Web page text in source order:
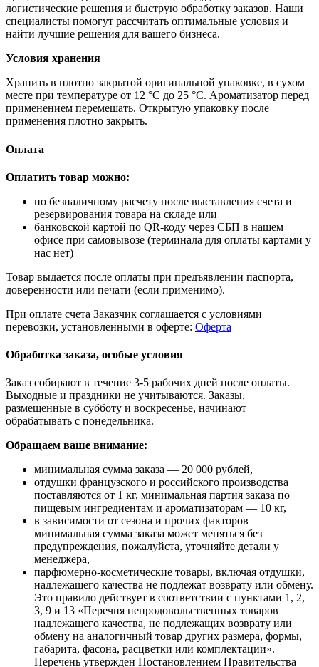
логистические решения и быструю обработку заказов. Наши
специалисты помогут рассчитать оптимальные условия и
найти лучшие решения для вашего бизнеса.
Условия хранения
Хранить в плотно закрытой оригинальной упаковке, в сухом
месте при температуре от 12 °C до 25 °C. Ароматизатор перед
применением перемешать. Открытую упаковку после
применения плотно закрыть.
Оплата
Оплатить товар можно:
по безналичному расчету после выставления счета и
резервирования товара на складе или
банковской картой по QR-коду через СБП в нашем
офисе при самовывозе (терминала для оплаты картами у
нас нет)
Товар выдается после оплаты при предъявлении паспорта,
доверенности или печати (если применимо).
При оплате счета Заказчик соглашается с условиями
перевозки, установленными в оферте: Оферта
Обработка заказа, особые условия
Заказ собирают в течение 3-5 рабочих дней после оплаты.
Выходные и праздники не учитываются. Заказы,
размещенные в субботу и воскресенье, начинают
обрабатывать с понедельника.
Обращаем ваше внимание:
минимальная сумма заказа — 20 000 рублей,
отдушки французского и российского производства
поставляются от 1 кг, минимальная партия заказа по
пищевым ингредиентам и ароматизаторам — 10 кг,
в зависимости от сезона и прочих факторов
минимальная сумма заказа может меняться без
предупреждения, пожалуйста, уточняйте детали у
менеджера,
парфюмерно-косметические товары, включая отдушки,
надлежащего качества не подлежат возврату или обмену.
Это правило действует в соответствии с пунктами 1, 2,
3, 9 и 13 «Перечня непродовольственных товаров
надлежащего качества, не подлежащих возврату или
обмену на аналогичный товар других размера, формы,
габарита, фасона, расцветки или комплектации».
Перечень утвержден Постановлением Правительства